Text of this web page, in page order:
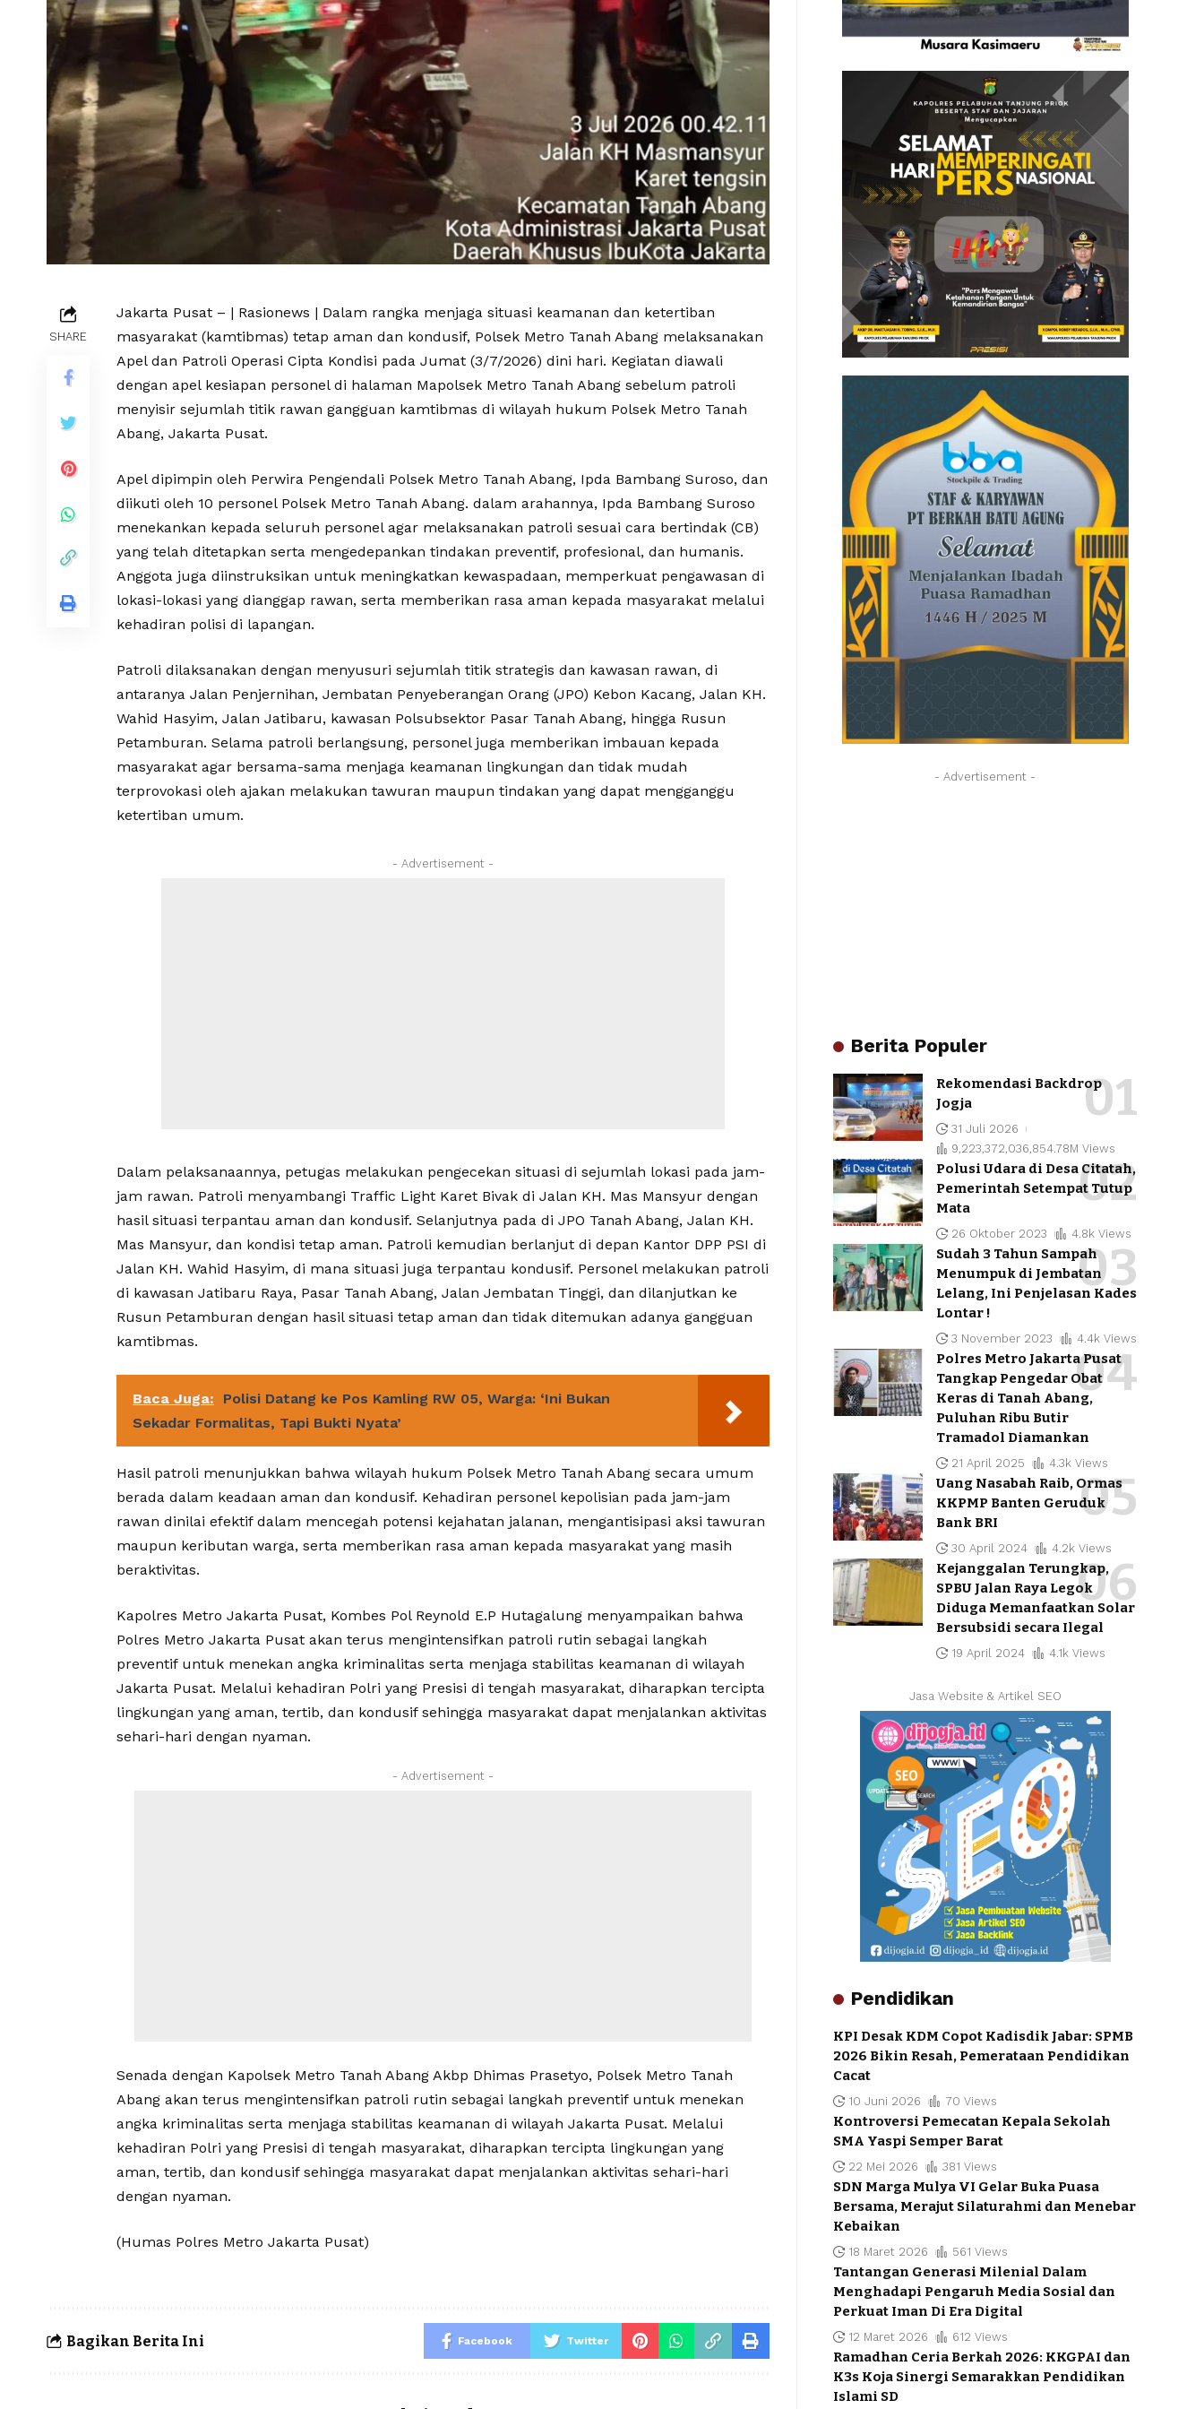
SHARE
Jakarta Pusat – | Rasionews | Dalam rangka menjaga situasi keamanan dan ketertiban
masyarakat (kamtibmas) tetap aman dan kondusif, Polsek Metro Tanah Abang melaksanakan
Apel dan Patroli Operasi Cipta Kondisi pada Jumat (3/7/2026) dini hari. Kegiatan diawali
dengan apel kesiapan personel di halaman Mapolsek Metro Tanah Abang sebelum patroli
menyisir sejumlah titik rawan gangguan kamtibmas di wilayah hukum Polsek Metro Tanah
Abang, Jakarta Pusat.
Apel dipimpin oleh Perwira Pengendali Polsek Metro Tanah Abang, Ipda Bambang Suroso, dan
diikuti oleh 10 personel Polsek Metro Tanah Abang. dalam arahannya, Ipda Bambang Suroso
menekankan kepada seluruh personel agar melaksanakan patroli sesuai cara bertindak (CB)
yang telah ditetapkan serta mengedepankan tindakan preventif, profesional, dan humanis.
Anggota juga diinstruksikan untuk meningkatkan kewaspadaan, memperkuat pengawasan di
lokasi-lokasi yang dianggap rawan, serta memberikan rasa aman kepada masyarakat melalui
kehadiran polisi di lapangan.
Patroli dilaksanakan dengan menyusuri sejumlah titik strategis dan kawasan rawan, di
antaranya Jalan Penjernihan, Jembatan Penyeberangan Orang (JPO) Kebon Kacang, Jalan KH.
Wahid Hasyim, Jalan Jatibaru, kawasan Polsubsektor Pasar Tanah Abang, hingga Rusun
Petamburan. Selama patroli berlangsung, personel juga memberikan imbauan kepada
masyarakat agar bersama-sama menjaga keamanan lingkungan dan tidak mudah
terprovokasi oleh ajakan melakukan tawuran maupun tindakan yang dapat mengganggu
ketertiban umum.
- Advertisement -
Dalam pelaksanaannya, petugas melakukan pengecekan situasi di sejumlah lokasi pada jam-
jam rawan. Patroli menyambangi Traffic Light Karet Bivak di Jalan KH. Mas Mansyur dengan
hasil situasi terpantau aman dan kondusif. Selanjutnya pada di JPO Tanah Abang, Jalan KH.
Mas Mansyur, dan kondisi tetap aman. Patroli kemudian berlanjut di depan Kantor DPP PSI di
Jalan KH. Wahid Hasyim, di mana situasi juga terpantau kondusif. Personel melakukan patroli
di kawasan Jatibaru Raya, Pasar Tanah Abang, Jalan Jembatan Tinggi, dan dilanjutkan ke
Rusun Petamburan dengan hasil situasi tetap aman dan tidak ditemukan adanya gangguan
kamtibmas.
Baca Juga:
Polisi Datang ke Pos Kamling RW 05, Warga: ‘Ini Bukan
Sekadar Formalitas, Tapi Bukti Nyata’
Hasil patroli menunjukkan bahwa wilayah hukum Polsek Metro Tanah Abang secara umum
berada dalam keadaan aman dan kondusif. Kehadiran personel kepolisian pada jam-jam
rawan dinilai efektif dalam mencegah potensi kejahatan jalanan, mengantisipasi aksi tawuran
maupun keributan warga, serta memberikan rasa aman kepada masyarakat yang masih
beraktivitas.
Kapolres Metro Jakarta Pusat, Kombes Pol Reynold E.P Hutagalung menyampaikan bahwa
Polres Metro Jakarta Pusat akan terus mengintensifkan patroli rutin sebagai langkah
preventif untuk menekan angka kriminalitas serta menjaga stabilitas keamanan di wilayah
Jakarta Pusat. Melalui kehadiran Polri yang Presisi di tengah masyarakat, diharapkan tercipta
lingkungan yang aman, tertib, dan kondusif sehingga masyarakat dapat menjalankan aktivitas
sehari-hari dengan nyaman.
- Advertisement -
Senada dengan Kapolsek Metro Tanah Abang Akbp Dhimas Prasetyo, Polsek Metro Tanah
Abang akan terus mengintensifkan patroli rutin sebagai langkah preventif untuk menekan
angka kriminalitas serta menjaga stabilitas keamanan di wilayah Jakarta Pusat. Melalui
kehadiran Polri yang Presisi di tengah masyarakat, diharapkan tercipta lingkungan yang
aman, tertib, dan kondusif sehingga masyarakat dapat menjalankan aktivitas sehari-hari
dengan nyaman.
(Humas Polres Metro Jakarta Pusat)
Bagikan Berita Ini Facebook Twitter
- Advertisement -
Berita Populer
Rekomendasi Backdrop
Jogja
31 Juli 2026
9,223,372,036,854.78M Views
Polusi Udara di Desa Citatah,
Pemerintah Setempat Tutup
Mata
26 Oktober 2023 4.8k Views
Sudah 3 Tahun Sampah
Menumpuk di Jembatan
Lelang, Ini Penjelasan Kades
Lontar !
3 November 2023 4.4k Views
Polres Metro Jakarta Pusat
Tangkap Pengedar Obat
Keras di Tanah Abang,
Puluhan Ribu Butir
Tramadol Diamankan
21 April 2025 4.3k Views
Uang Nasabah Raib, Ormas
KKPMP Banten Geruduk
Bank BRI
30 April 2024 4.2k Views
Kejanggalan Terungkap,
SPBU Jalan Raya Legok
Diduga Memanfaatkan Solar
Bersubsidi secara Ilegal
19 April 2024 4.1k Views
Jasa Website & Artikel SEO
Pendidikan
KPI Desak KDM Copot Kadisdik Jabar: SPMB
2026 Bikin Resah, Pemerataan Pendidikan
Cacat
10 Juni 2026 70 Views
Kontroversi Pemecatan Kepala Sekolah
SMA Yaspi Semper Barat
22 Mei 2026 381 Views
SDN Marga Mulya VI Gelar Buka Puasa
Bersama, Merajut Silaturahmi dan Menebar
Kebaikan
18 Maret 2026 561 Views
Tantangan Generasi Milenial Dalam
Menghadapi Pengaruh Media Sosial dan
Perkuat Iman Di Era Digital
12 Maret 2026 612 Views
Ramadhan Ceria Berkah 2026: KKGPAI dan
K3s Koja Sinergi Semarakkan Pendidikan
Islami SD